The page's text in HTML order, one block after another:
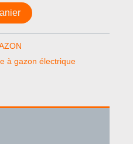
à gazon électrique